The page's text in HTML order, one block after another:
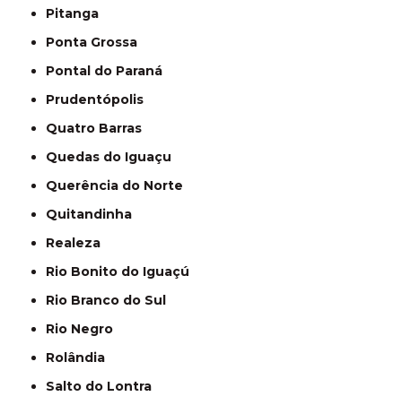
Pitanga
Ponta Grossa
Pontal do Paraná
Prudentópolis
Quatro Barras
Quedas do Iguaçu
Querência do Norte
Quitandinha
Realeza
Rio Bonito do Iguaçú
Rio Branco do Sul
Rio Negro
Rolândia
Salto do Lontra